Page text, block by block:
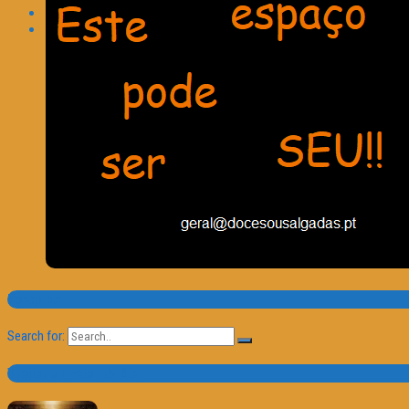
Pesquisa
Search for:
Trailer e Poster do Dia